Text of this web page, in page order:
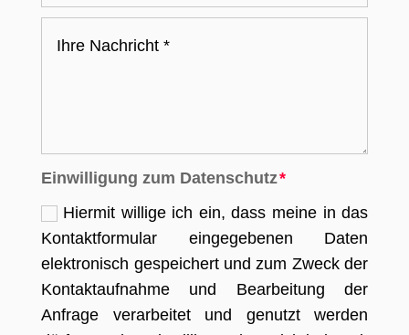
Einwilligung zum Datenschutz
Hiermit willige ich ein, dass meine in das
Kontaktformular eingegebenen Daten
elektronisch gespeichert und zum Zweck der
Kontaktaufnahme und Bearbeitung der
Anfrage verarbeitet und genutzt werden